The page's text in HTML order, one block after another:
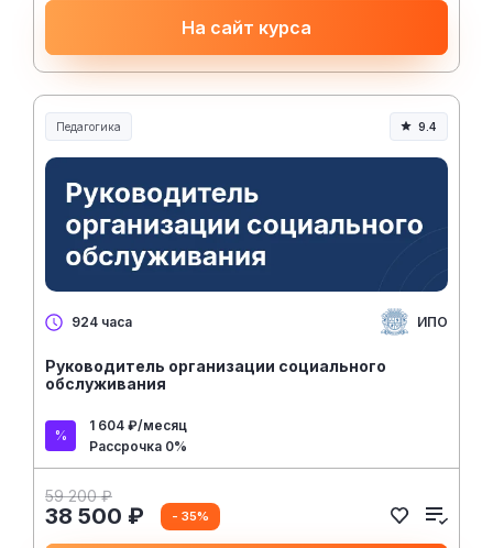
На сайт курса
Педагогика
Образование и педагогика
9.4
924 часа ИПО
Руководитель организации социального
обслуживания
1 604 ₽/месяц
Рассрочка 0%
59 200 ₽
38 500 ₽ - 35%